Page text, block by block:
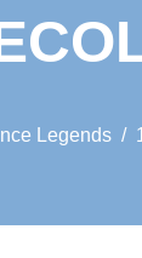
Legends